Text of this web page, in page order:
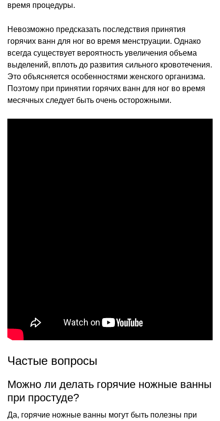
время процедуры.
Невозможно предсказать последствия принятия
горячих ванн для ног во время менструации. Однако
всегда существует вероятность увеличения объема
выделений, вплоть до развития сильного кровотечения.
Это объясняется особенностями женского организма.
Поэтому при принятии горячих ванн для ног во время
месячных следует быть очень осторожными.
Частые вопросы
Можно ли делать горячие ножные ванны
при простуде?
Да, горячие ножные ванны могут быть полезны при